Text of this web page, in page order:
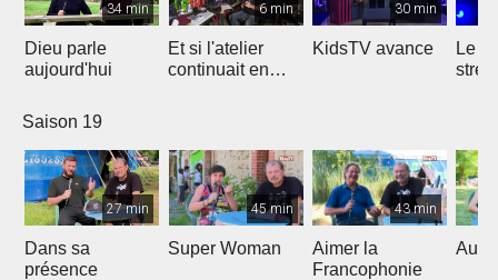
34 min
Dieu parle
aujourd'hui
6 min
Et si l'atelier
continuait en
30 min
KidsTV avance
Le
Saison 19
27 min
Dans sa
présence
45 min
Super Woman
43 min
Aimer la
Francophonie
Au